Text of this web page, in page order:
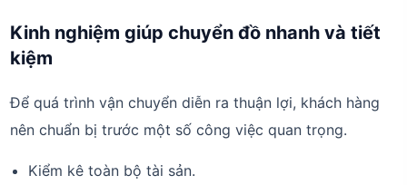
Kinh nghiệm giúp chuyển đồ nhanh và tiết
kiệm
Để quá trình vận chuyển diễn ra thuận lợi, khách hàng
nên chuẩn bị trước một số công việc quan trọng.
Kiểm kê toàn bộ tài sản.